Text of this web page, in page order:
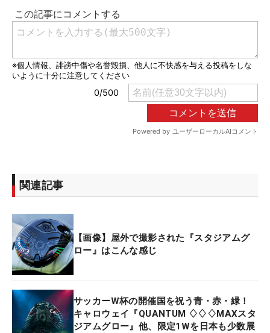
関連記事
【画像】屋外で撮影された『スタジアムグ
ロー』はこんな感じ
サッカーW杯の開催国を祝う青・赤・緑！
キャロウェイ『QUANTUM ♢♢♢MAXスタ
ジアムグロー』他、限定1Wを日本も少数展